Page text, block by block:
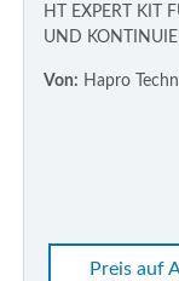
HT EXPERT KIT
UND
Von: Hapro
Preis auf